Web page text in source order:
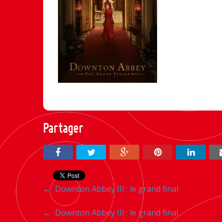
Partager
Navigation
entre
←Downton Abbey III : le grand final
Navigation
← Downton Abbey III : le grand final